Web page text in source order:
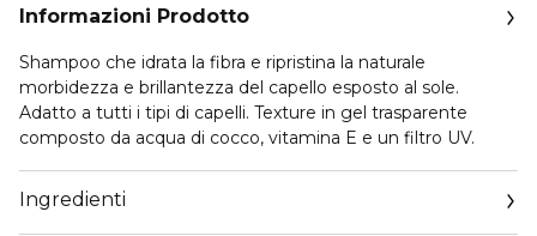
Informazioni Prodotto
Shampoo che idrata la fibra e ripristina la naturale
morbidezza e brillantezza del capello esposto al sole.
Adatto a tutti i tipi di capelli. Texture in gel trasparente
composto da acqua di cocco, vitamina E e un filtro UV.
Ingredienti